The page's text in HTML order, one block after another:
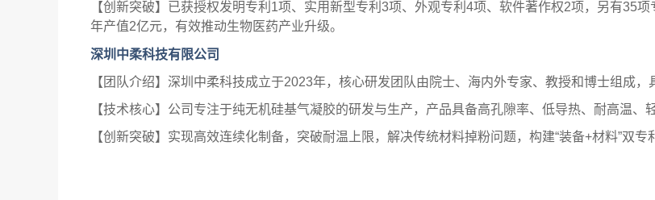
【创新突破】已获授权发明专利1项、实用新型专利3项、外观专利4项、软件著作权2项，另有35
年产值2亿元，有效推动生物医药产业升级。
深圳中柔科技有限公司
【团队介绍】深圳中柔科技成立于2023年，核心研发团队由院士、海内外专家、教授和博士组成，
【技术核心】公司专注于纯无机硅基气凝胶的研发与生产，产品具备高孔隙率、低导热、耐高温、
【创新突破】实现高效连续化制备，突破耐温上限，解决传统材料掉粉问题，构建“装备+材料”双